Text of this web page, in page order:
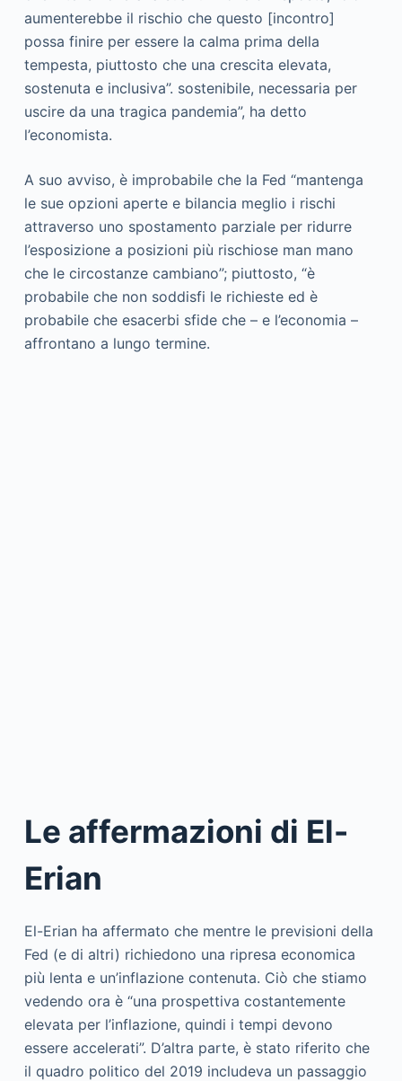
aumenterebbe il rischio che questo [incontro]
possa finire per essere la calma prima della
tempesta, piuttosto che una crescita elevata,
sostenuta e inclusiva”. sostenibile, necessaria per
uscire da una tragica pandemia”, ha detto
l’economista.
A suo avviso, è improbabile che la Fed “mantenga
le sue opzioni aperte e bilancia meglio i rischi
attraverso uno spostamento parziale per ridurre
l’esposizione a posizioni più rischiose man mano
che le circostanze cambiano”; piuttosto, “è
probabile che non soddisfi le richieste ed è
probabile che esacerbi sfide che – e l’economia –
affrontano a lungo termine.
Le affermazioni di El-
Erian
El-Erian ha affermato che mentre le previsioni della
Fed (e di altri) richiedono una ripresa economica
più lenta e un’inflazione contenuta. Ciò che stiamo
vedendo ora è “una prospettiva costantemente
elevata per l’inflazione, quindi i tempi devono
essere accelerati”. D’altra parte, è stato riferito che
il quadro politico del 2019 includeva un passaggio